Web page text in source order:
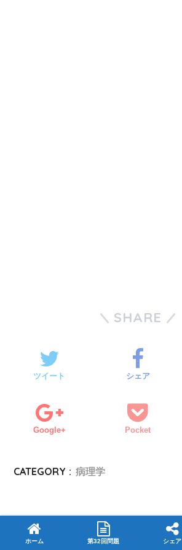
SHARE
ツイート シェア
Google+ Pocket
CATEGORY : 病理学
ホーム 第32回問題 シェア